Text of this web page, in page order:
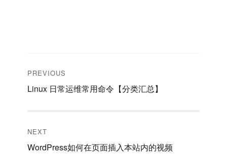
章
航
PREVIOUS
Previous
Linux 日常运维常用命令【分类汇总】
NEXT
Next
WordPress如何在页面插入本站内的视频